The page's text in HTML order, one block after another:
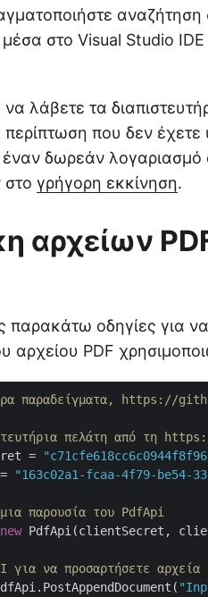
αναζήτηση
στο Visual Studio
να λάβετε τα
περίπτωση που δεν
έναν δωρεάν λογαριασμό
στο γρήγορη εκκίνηση.
αρχείων
παρακάτω οδηγίες για να
αρχείου PDF
παραδείγματα, https://
πελάτη από τη
=
"163c02a1-fcaa-4f79-be54-
παρουσία του PdfApi
new PdfApi(clientSecret,
για να προσαρτήσετε αρχεία